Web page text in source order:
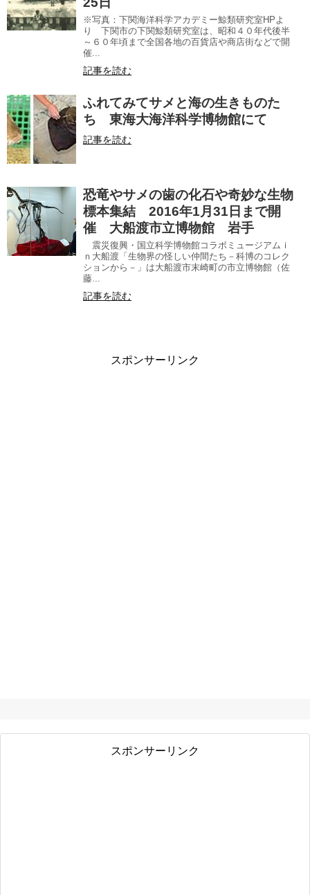
※写真：下関海洋科学アカデミー鯨類研究室HPよ
り 下関市の下関鯨類研究室は、昭和４０年代後半
～６０年頃まで全国各地の百貨店や商店街などで開
催...
記事を読む
ふれてみてサメと海の生きものた
ち 東海大海洋科学博物館にて
記事を読む
恐竜やサメの歯の化石や奇妙な生物
標本集結 2016年1月31日まで開
催 大船渡市立博物館 岩手
震災復興・国立科学博物館コラボミュージアムｉ
ｎ大船渡「生物界の怪しい仲間たち－科博のコレク
ションから－」は大船渡市末崎町の市立博物館（佐
藤...
記事を読む
スポンサーリンク
スポンサーリンク